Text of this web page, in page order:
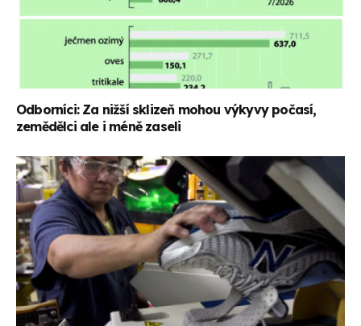
Odborníci: Za nižší sklizeň mohou výkyvy počasí,
zemědělci ale i méně zaseli